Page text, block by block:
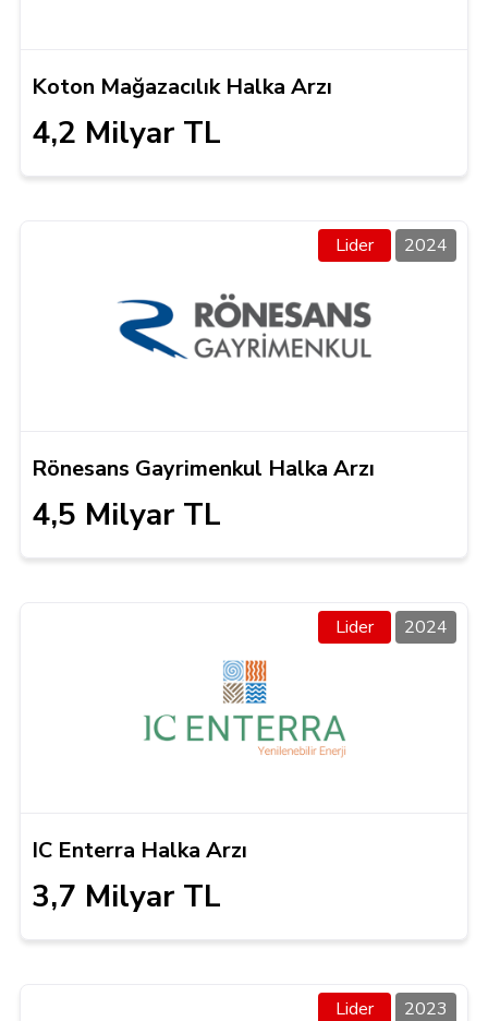
Koton Mağazacılık Halka Arzı
4,2 Milyar TL
Lider 2024
Rönesans Gayrimenkul Halka Arzı
4,5 Milyar TL
Lider 2024
IC Enterra Halka Arzı
3,7 Milyar TL
Lider 2023